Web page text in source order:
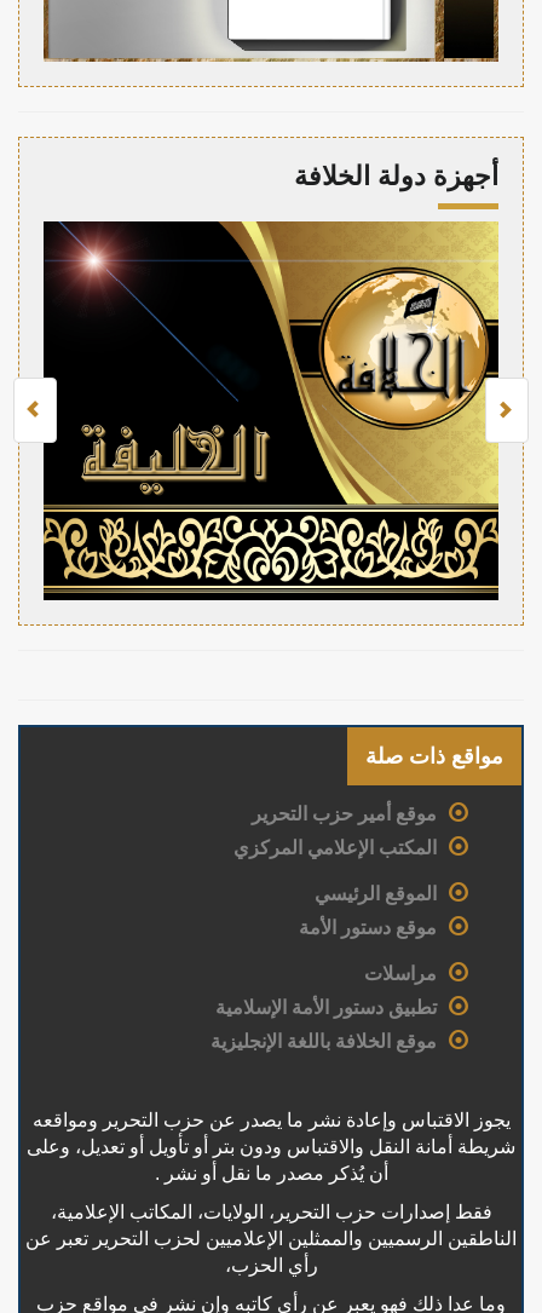
أجهزة دولة الخلافة
مواقع ذات صلة
موقع أمير حزب التحرير
المكتب الإعلامي المركزي
الموقع الرئيسي
موقع دستور الأمة
مراسلات
تطبيق دستور الأمة الإسلامية
موقع الخلافة باللغة الإنجليزية
يجوز الاقتباس وإعادة نشر ما يصدر عن حزب التحرير ومواقعه
شريطة أمانة النقل والاقتباس ودون بتر أو تأويل أو تعديل، وعلى
أن يُذكر مصدر ما نقل أو نشر .
فقط إصدارات حزب التحرير، الولايات، المكاتب الإعلامية،
الناطقين الرسميين والممثلين الإعلاميين لحزب التحرير تعبر عن
رأي الحزب،
وما عدا ذلك فهو يعبر عن رأي كاتبه وإن نشر في مواقع حزب